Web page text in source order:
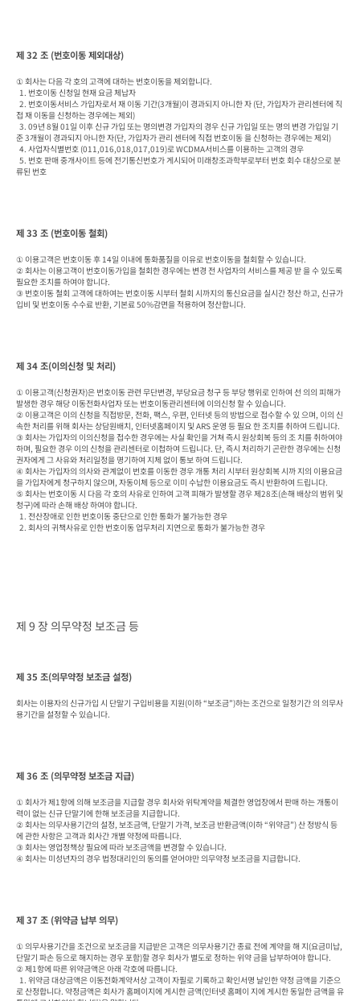
제 32 조 (번호이동 제외대상)
① 회사는 다음 각 호의 고객에 대하는 번호이동을 제외합니다.
접 재 이동을 신청하는 경우에는 제외)
준 3개월이 경과되지 아니한 자(단, 가입자가 관리 센터에 직접 번호이동 을 신청하는 경우에는 제외)
류된 번호
제 33 조 (번호이동 철회)
① 이용고객은 번호이동 후 14일 이내에 통화품질을 이유로 번호이동을 철회할 수 있습니다.
② 회사는 이용고객이 번호이동가입을 철회한 경우에는 변경 전 사업자의 서비스를 제공 받 을 수 있도록
필요한 조치를 하여야 합니다.
③ 번호이동 철회 고객에 대하여는 번호이동 시부터 철회 시까지의 통신요금을 실시간 정산 하고, 신규가
입비 및 번호이동 수수료 반환, 기본료 50%감면을 적용하여 정산합니다.
제 34 조(이의신청 및 처리)
① 이용고객(신청권자)은 번호이동 관련 무단변경, 부당요금 청구 등 부당 행위로 인하여 선 의의 피해가
발생한 경우 해당 이동전화사업자 또는 번호이동관리센터에 이의신청 할 수 있습니다.
② 이용고객은 이의 신청을 직접방문, 전화, 팩스, 우편, 인터넷 등의 방법으로 접수할 수 있 으며, 이의 신
속한 처리를 위해 회사는 상담원배치, 인터넷홈페이지 및 ARS 운영 등 필요 한 조치를 취하여 드립니다.
③ 회사는 가입자의 이의신청을 접수한 경우에는 사실 확인을 거쳐 즉시 원상회복 등의 조 치를 취하여야
하며, 필요한 경우 이의 신청을 관리센터로 이첩하여 드립니다. 단, 즉시 처리하기 곤란한 경우에는 신청
권자에게 그 사유와 처리일정을 명기하여 지체 없이 통보 하여 드립니다.
④ 회사는 가입자의 의사와 관계없이 번호를 이동한 경우 개통 처리 시부터 원상회복 시까 지의 이용요금
을 가입자에게 청구하지 않으며, 자동이체 등으로 이미 수납한 이용요금도 즉시 반환하여 드립니다.
⑤ 회사는 번호이동 시 다음 각 호의 사유로 인하여 고객 피해가 발생할 경우 제28조(손해 배상의 범위 및
청구)에 따라 손해 배상 하여야 합니다.
  2. 회사의 귀책사유로 인한 번호이동 업무처리 지연으로 통화가 불가능한 경우
제 9 장 의무약정 보조금 등
제 35 조(의무약정 보조금 설정)
회사는 이용자의 신규가입 시 단말기 구입비용을 지원(이하 “보조금”)하는 조건으로 일정기간 의 의무사
용기간을 설정할 수 있습니다.
제 36 조 (의무약정 보조금 지급)
① 회사가 제1항에 의해 보조금을 지급할 경우 회사와 위탁계약을 체결한 영업장에서 판매 하는 개통이
력이 없는 신규 단말기에 한해 보조금을 지급합니다.
② 회사는 의무사용기간의 설정, 보조금액, 단말기 가격, 보조금 반환금액(이하 “위약금”) 산 정방식 등
에 관한 사항은 고객과 회사간 개별 약정에 따릅니다.
③ 회사는 영업정책상 필요에 따라 보조금액을 변경할 수 있습니다.
④ 회사는 미성년자의 경우 법정대리인의 동의를 얻어야만 의무약정 보조금을 지급합니다.
제 37 조 (위약금 납부 의무)
① 의무사용기간을 조건으로 보조금을 지급받은 고객은 의무사용기간 종료 전에 계약을 해 지(요금미납,
단말기 파손 등으로 해지하는 경우 포함)할 경우 회사가 별도로 정하는 위약 금을 납부하여야 합니다.
② 제1항에 따른 위약금액은 아래 각호에 따릅니다.
로 산정합니다. 약정금액은 회사가 홈페이지에 게시한 금액(인터넷 홈페이 지에 게시한 동일한 금액을 유